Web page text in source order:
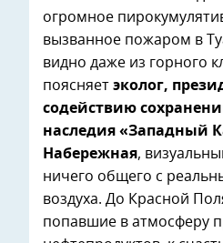
огромное
вызванное пожаром в
видно даже из горного
поясняет эколог,
содействию
наследия «Западный
Набережная,
ничего общего с
воздуха. До Красной
попавшие в атмосферу